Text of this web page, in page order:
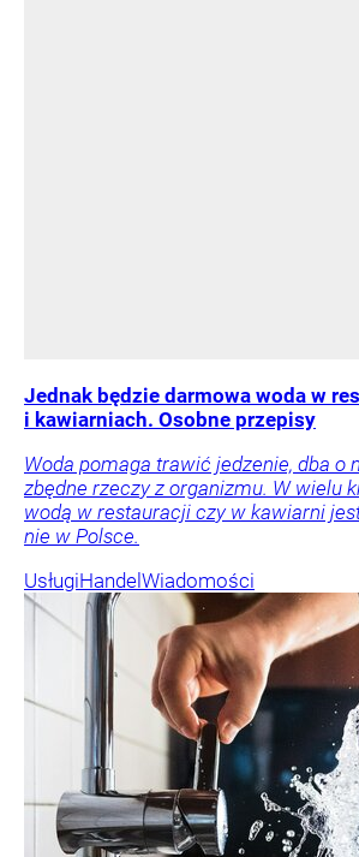
Jednak będzie darmowa woda w
i kawiarniach. Osobne przepisy
Woda pomaga trawić jedzenie, dba o
zbędne rzeczy z organizmu. W wielu
wodą w restauracji czy w kawiarni
nie w Polsce.
UsługiHandelWiadomości